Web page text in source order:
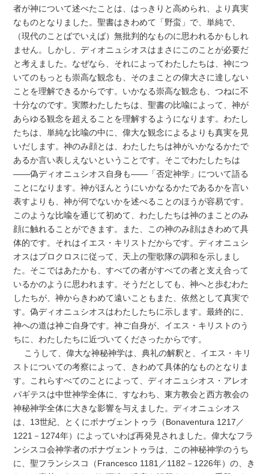
者が神について述べたことは、はっきりと高められ、より真実
なものとなりました。聖書はきわめて「野蛮」で、単純で、
（現代のことばでいえば）無批判的なものに思われるかもしれ
ません。しかし、ディオニュシオスはまさにこのことが必要だ
と考えました。なぜなら、それによってわたしたちは、神につ
いてのもっとも崇高な観念も、そのまことの偉大さに達しない
ことを理解できるからです。いかなる崇高な観念も、つねに不
十分なのです。実際わたしたちは、聖書の比喩によって、神が
あらゆる観念を超えることを理解するようになります。わたし
たちは、単純な比喩の中に、偉大な観念によるよりも真実を見
いだします。神のみ顔とは、わたしたちは神がいかなるかたで
あるか言い表しえないということです。そこでわたしたちは
――偽ディオニュシオス自身も――「否定神学」について語る
ことになります。神がほんとうにいかなるかたであるかを言い
表すよりも、神が何でないかを述べることのほうが容易です。
このような比喩を通じて初めて、わたしたちは神のまことのみ
顔に触れることができます。また、この神のみ顔はきわめて具
体的です。それはイエス・キリストだからです。ディオニュシ
オスはプロクロスに従って、天上の聖歌隊の調和を示しまし
た。そこではあたかも、すべての者がすべての者と支え合って
いるかのように思われます。そうだとしても、神へと歩むわた
したちが、神からきわめて遠いこともまた、依然として真実で
す。偽ディオニュシオスはわたしたちに示します。最終的に、
神への道は神ご自身です。神ご自身が、イエス・キリストのう
ちに、わたしたちに近づいてくださったからです。
こうして、偉大な神秘神学は、典礼の解釈と、イエス・キリ
ストについての考察によって、きわめて具体的なものとなりま
す。これらすべてのことによって、ディオニュシオス・アレオ
パギテスは中世神学全体に、すなわち、東方教会と西方教会の
神秘神学全体に大きな影響を与えました。ディオニュシオス
は、13世紀、とくにボナヴェントゥラ（Bonaventura 1217／
1221－1274年）によっていわば再発見されました。偉大なフラ
ンシスコ会神学者のボナヴェントゥラは、この神秘神学のうち
に、聖フランシスコ（Francesco 1181／1182－1226年）の、き